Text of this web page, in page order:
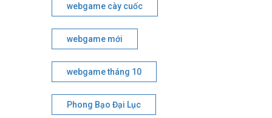
webgame cày cuốc
webgame mới
webgame tháng 10
Phong Bạo Đại Lục